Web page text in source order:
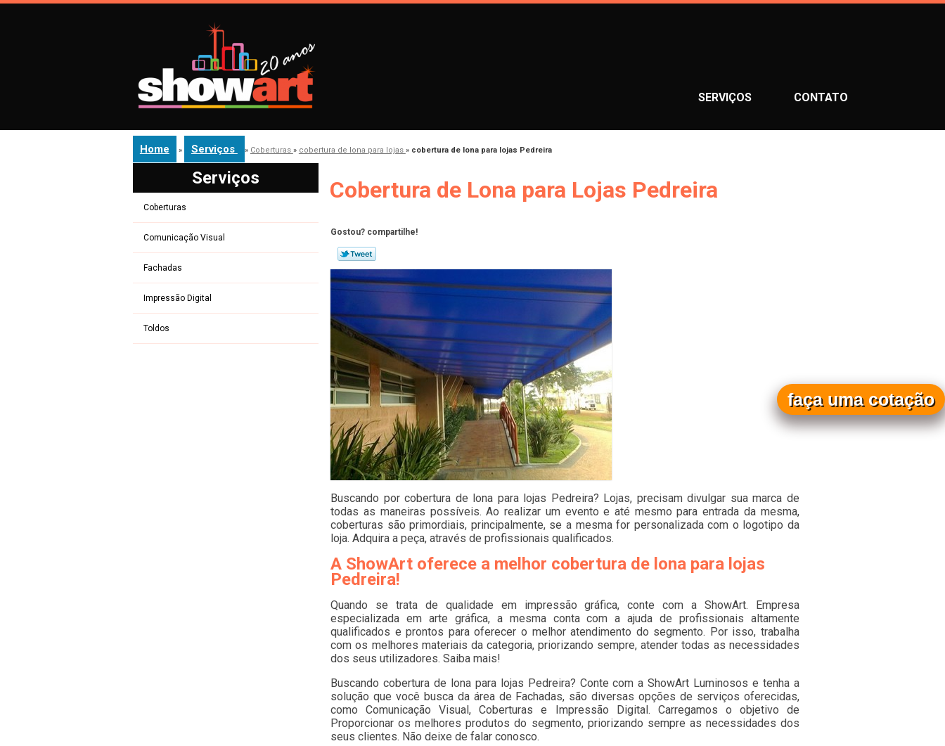
SERVIÇOS CONTATO
Home » Serviços » Coberturas » cobertura de lona para lojas » cobertura de lona para lojas Pedreira
Serviços
Coberturas
Comunicação Visual
Fachadas
Impressão Digital
Toldos
Cobertura de Lona para Lojas Pedreira
Gostou? compartilhe!
Buscando por cobertura de lona para lojas Pedreira? Lojas, precisam divulgar sua marca de
todas as maneiras possíveis. Ao realizar um evento e até mesmo para entrada da mesma,
coberturas são primordiais, principalmente, se a mesma for personalizada com o logotipo da
loja. Adquira a peça, através de profissionais qualificados.
A ShowArt oferece a melhor cobertura de lona para lojas
Pedreira!
Quando se trata de qualidade em impressão gráfica, conte com a ShowArt. Empresa
especializada em arte gráfica, a mesma conta com a ajuda de profissionais altamente
qualificados e prontos para oferecer o melhor atendimento do segmento. Por isso, trabalha
com os melhores materiais da categoria, priorizando sempre, atender todas as necessidades
dos seus utilizadores. Saiba mais!
Buscando cobertura de lona para lojas Pedreira? Conte com a ShowArt Luminosos e tenha a
solução que você busca da área de Fachadas, são diversas opções de serviços oferecidas,
como Comunicação Visual, Coberturas e Impressão Digital. Carregamos o objetivo de
Proporcionar os melhores produtos do segmento, priorizando sempre as necessidades dos
seus clientes. Não deixe de falar conosco.
faça uma cotação